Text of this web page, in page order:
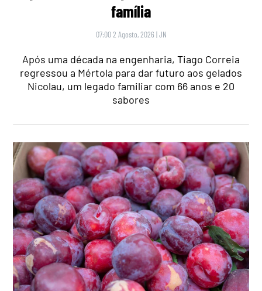
família
07:00 2 Agosto, 2026 |JN
Após uma década na engenharia, Tiago Correia
regressou a Mértola para dar futuro aos gelados
Nicolau, um legado familiar com 66 anos e 20
sabores